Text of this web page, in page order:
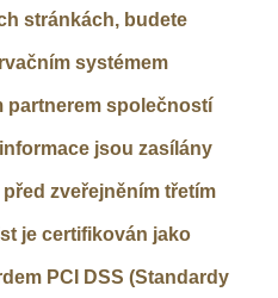
stránkách, budete
systémem
partnerem společností
jsou zasílány
zveřejněním třetím
je certifikován jako
PCI DSS (Standardy